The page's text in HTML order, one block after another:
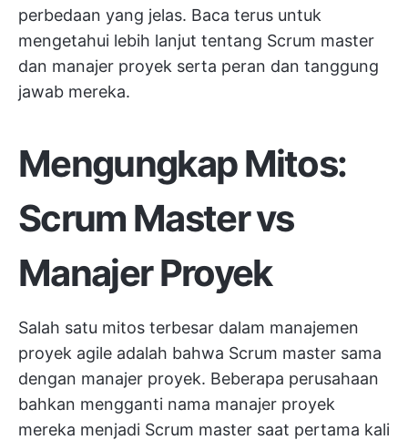
perbedaan yang jelas. Baca terus untuk
mengetahui lebih lanjut tentang Scrum master
dan manajer proyek serta peran dan tanggung
jawab mereka.
Mengungkap Mitos:
Scrum Master vs
Manajer Proyek
Salah satu mitos terbesar dalam manajemen
proyek agile adalah bahwa Scrum master sama
dengan manajer proyek. Beberapa perusahaan
bahkan mengganti nama manajer proyek
mereka menjadi Scrum master saat pertama kali